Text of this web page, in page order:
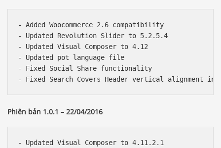
- Added Woocommerce 2.6 compatibility
- Updated Revolution Slider to 5.2.5.4
- Updated Visual Composer to 4.12
- Updated pot language file
- Fixed Social Share functionality
Phiên bản 1.0.1 – 22/04/2016
- Updated Visual Composer to 4.11.2.1